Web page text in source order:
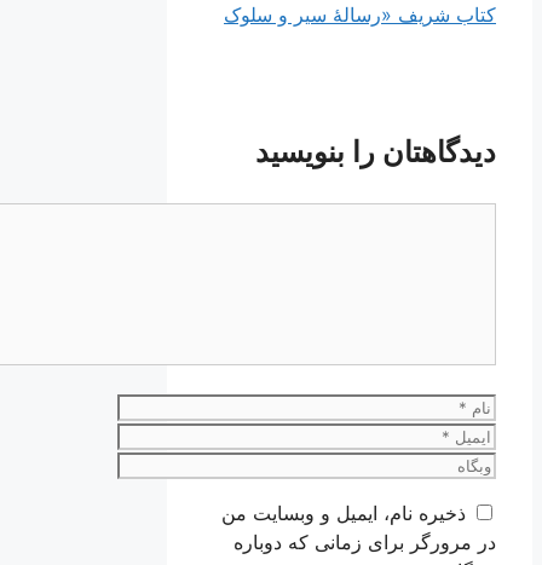
کتاب شریف «رسالۀ سیر و سلوک
دیدگاهتان را بنویسید
نام
ایمیل
وبگاه
ذخیره نام، ایمیل و وبسایت من
در مرورگر برای زمانی که دوباره